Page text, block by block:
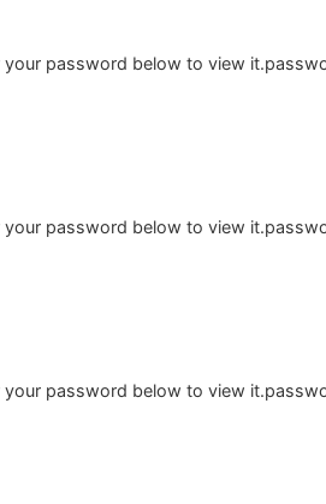
password below to view
password below to view
password below to view